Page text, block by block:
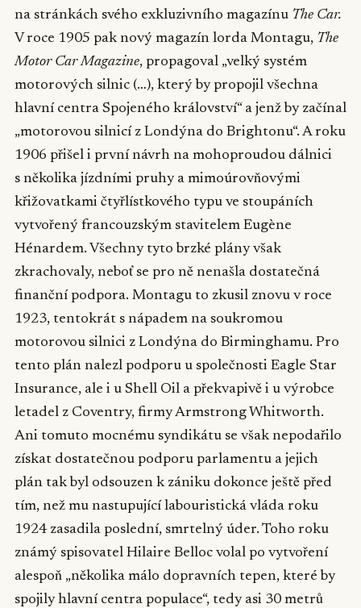
na stránkách svého exkluzivního magazínu The Car.
V roce 1905 pak nový magazín lorda Montagu, The
Motor Car Magazine, propagoval „velký systém
motorových silnic (…), který by propojil všechna
hlavní centra Spojeného království“ a jenž by začínal
„motorovou silnicí z Londýna do Brightonu“. A roku
1906 přišel i první návrh na mohoproudou dálnici
s několika jízdními pruhy a mimoúrovňovými
křižovatkami čtyřlístkového typu ve stoupáních
vytvořený francouzským stavitelem Eugène
Hénardem. Všechny tyto brzké plány však
zkrachovaly, neboť se pro ně nenašla dostatečná
finanční podpora. Montagu to zkusil znovu v roce
1923, tentokrát s nápadem na soukromou
motorovou silnici z Londýna do Birminghamu. Pro
tento plán nalezl podporu u společnosti Eagle Star
Insurance, ale i u Shell Oil a překvapivě i u výrobce
letadel z Coventry, firmy Armstrong Whitworth.
Ani tomuto mocnému syndikátu se však nepodařilo
získat dostatečnou podporu parlamentu a jejich
plán tak byl odsouzen k zániku dokonce ještě před
tím, než mu nastupující labouristická vláda roku
1924 zasadila poslední, smrtelný úder. Toho roku
známý spisovatel Hilaire Belloc volal po vytvoření
alespoň „několika málo dopravních tepen, které by
spojily hlavní centra populace“, tedy asi 30 metrů